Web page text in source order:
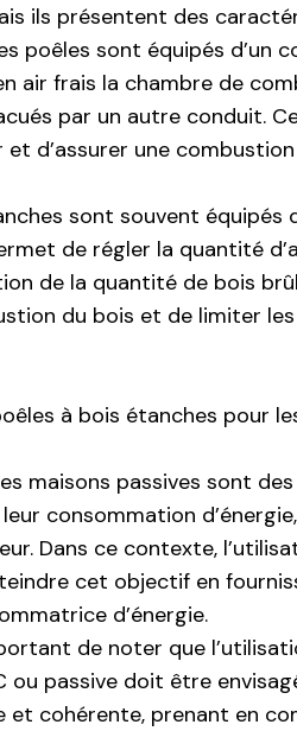
ils présentent des
poêles sont équipés d’un
air frais la chambre de
par un autre conduit.
d’assurer une
sont souvent équipés
de régler la quantité
de la quantité de bois
du bois et de limiter
à bois étanches pour
maisons passives sont
consommation
Dans ce contexte,
cet objectif en
d’énergie.
de noter que
ou passive doit être
cohérente, prenant en